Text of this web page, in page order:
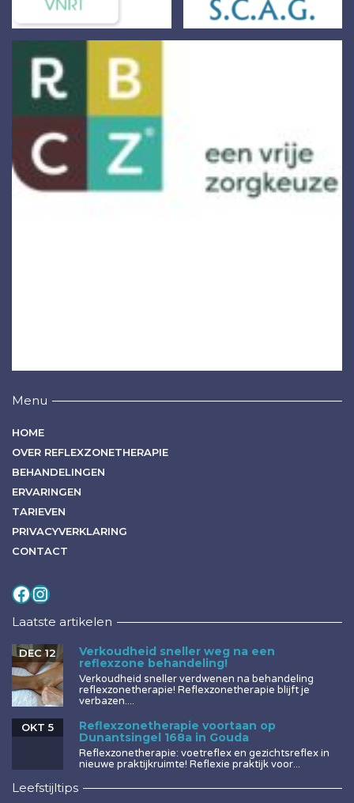
Menu
HOME
OVER REFLEXZONETHERAPIE
BEHANDELINGEN
ERVARINGEN
TARIEVEN
PRIVACYVERKLARING
CONTACT
Volg mij opInstagram
Laatste artikelen
Verkoudheid sneller weg na een
reflexzone behandeling!
DEC 12
Verkoudheid sneller verdwenen na behandeling
reflexzonetherapie! Reflexzonetherapie blijft je
verbazen....
Reflexzonetherapie voortaan op
Dunantsingel 168a in Gouda
OKT 5
Reflexzonetherapie: voetreflex en gezichtsreflex in
nieuwe praktijkruimte! Reflexie praktijk voor...
Leefstijltips